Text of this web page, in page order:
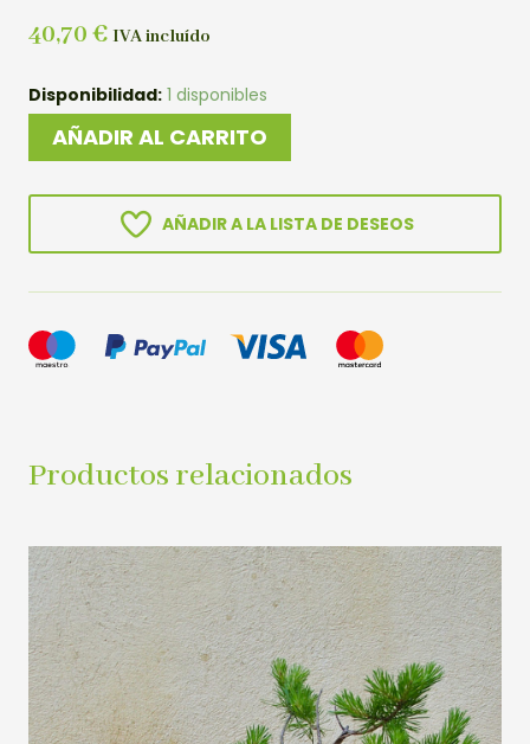
40,70 € IVA incluído
Disponibilidad: 1 disponibles
BONSAI
MALUS
SIEBOLDII
AÑADIR AL CARRITO
AÑADIR A LA LISTA DE DESEOS
Productos relacionados